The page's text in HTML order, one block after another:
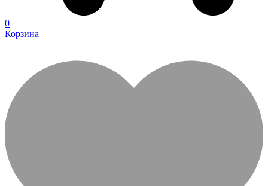
0
Корзина